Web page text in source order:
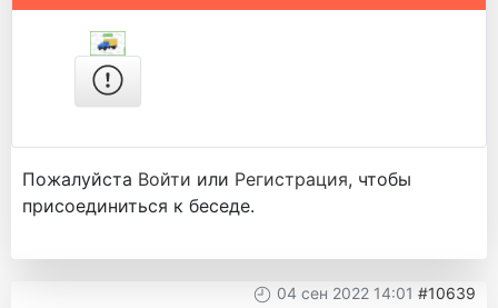
Пожалуйста Войти или Регистрация, чтобы
присоединиться к беседе.
04 сен 2022 14:01 #10639